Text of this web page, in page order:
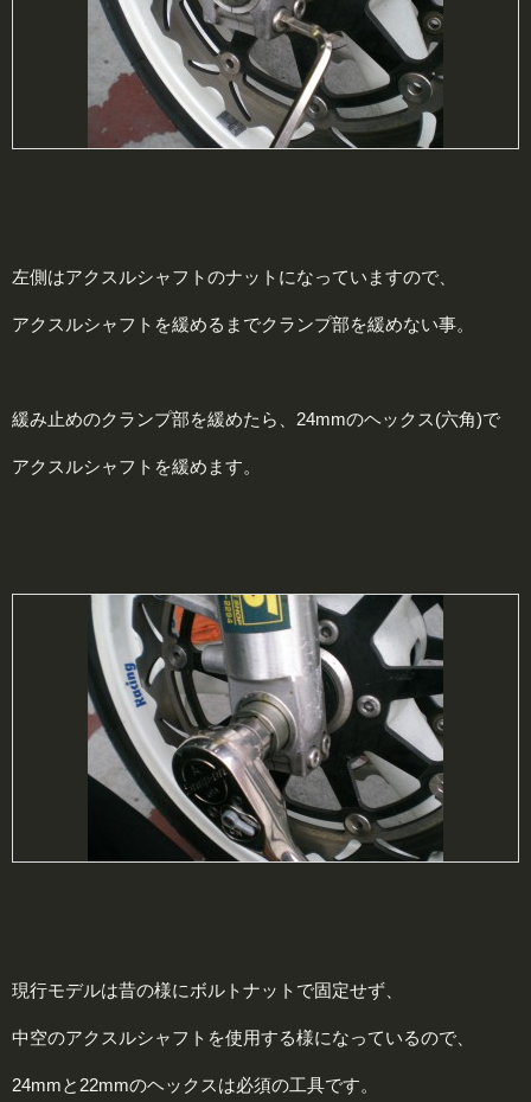
左側はアクスルシャフトのナットになっていますので、
アクスルシャフトを緩めるまでクランプ部を緩めない事。
緩み止めのクランプ部を緩めたら、24mmのヘックス(六角)で
アクスルシャフトを緩めます。
現行モデルは昔の様にボルトナットで固定せず、
中空のアクスルシャフトを使用する様になっているので、
24mmと22mmのヘックスは必須の工具です。